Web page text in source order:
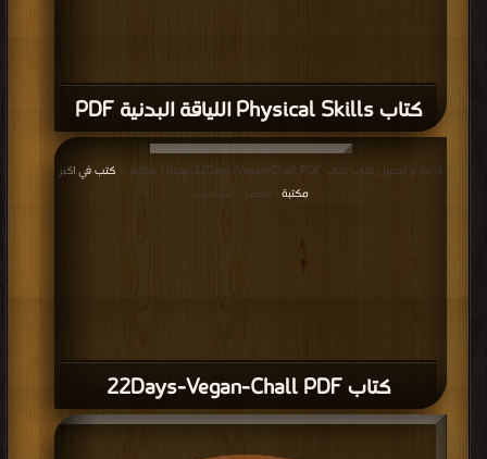
كتاب Physical Skills اللياقة البدنية PDF
كتاب 22Days-Vegan-Chall PDF
قراءة و تحميل كتاب كتاب 22Days-Vegan-Chall PDF مجانا | مكتبة >
كتب في اكبر
مكتبة
| التحميل : مرة/مرات